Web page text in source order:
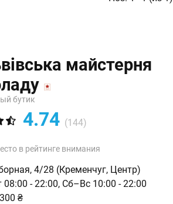
майстерня
бутик
4.74 (144)
в рейтинге внимания
4/28 (Кременчуг, Центр)
- 22:00, Сб–Вс 10:00 - 22:00
₴